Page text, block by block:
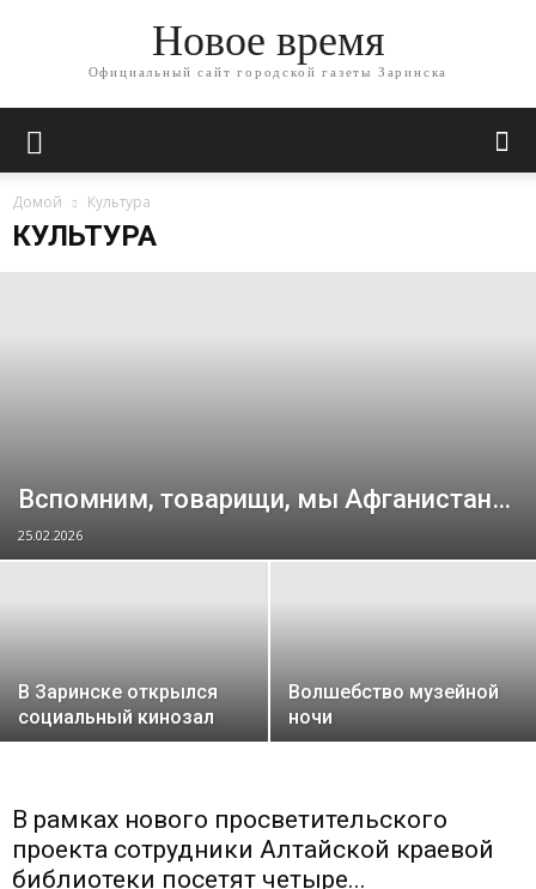
Новое время
Официальный сайт городской газеты Заринска
Домой Культура
КУЛЬТУРА
Вспомним, товарищи, мы Афганистан…
25.02.2026
В Заринске открылся
социальный кинозал
Волшебство музейной
ночи
В рамках нового просветительского
проекта сотрудники Алтайской краевой
библиотеки посетят четыре...